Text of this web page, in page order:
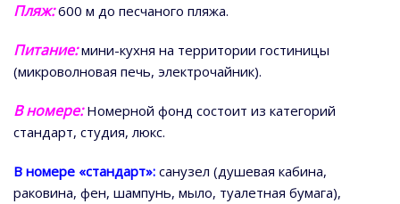
Пляж:600 м до песчаного пляжа.
Питание:мини-кухня на территории гостиницы
(микроволновая печь, электрочайник).
В номере:Номерной фонд состоит из категорий
стандарт, студия, люкс.
В номере «стандарт»: санузел (душевая кабина,
раковина, фен, шампунь, мыло, туалетная бумага),